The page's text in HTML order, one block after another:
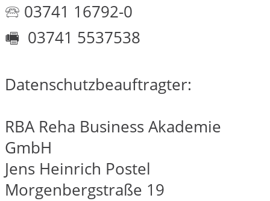
🕾 03741 16792-0
🖷 03741 5537538
Datenschutzbeauftragter:
RBA Reha Business Akademie
GmbH
Jens Heinrich Postel
Morgenbergstraße 19